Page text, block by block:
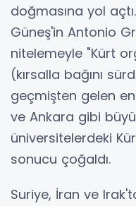
doğmasına yol
Güneş'in Antonio
nitelemeyle "Kürt
(kırsalla bağını
geçmişten gelen
ve Ankara gibi
üniversitelerdeki
sonucu çoğaldı.
Suriye, İran ve